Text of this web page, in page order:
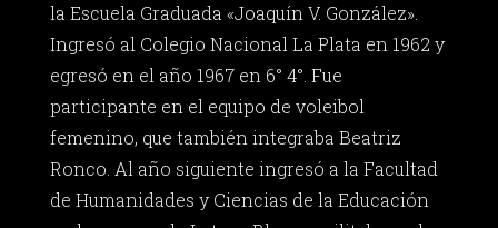
la Escuela Graduada «Joaquín V. González».
Ingresó al Colegio Nacional La Plata en 1962 y
egresó en el año 1967 en 6° 4°. Fue
participante en el equipo de voleibol
femenino, que también integraba Beatriz
Ronco. Al año siguiente ingresó a la Facultad
de Humanidades y Ciencias de la Educación